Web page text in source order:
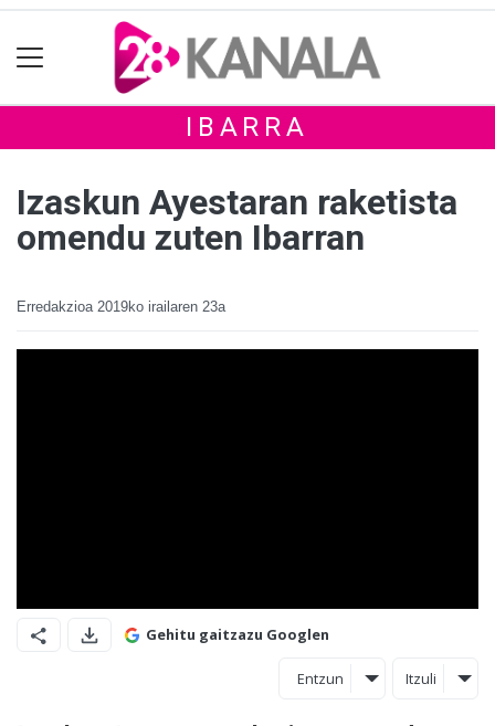
IBARRA
Izaskun Ayestaran raketista
omendu zuten Ibarran
Erredakzioa 2019ko irailaren 23a
Gehitu gaitzazu Googlen
Entzun Itzuli